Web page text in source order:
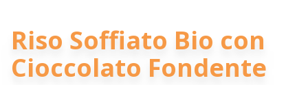
Riso Soffiato Bio con
Cioccolato Fondente